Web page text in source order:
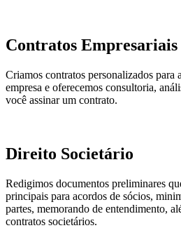
Contratos Empresariais
Criamos contratos personalizados para
empresa e oferecemos consultoria,
você assinar um contrato.
Direito Societário
Redigimos documentos preliminares
principais para acordos de sócios,
partes, memorando de entendimento,
contratos societários.